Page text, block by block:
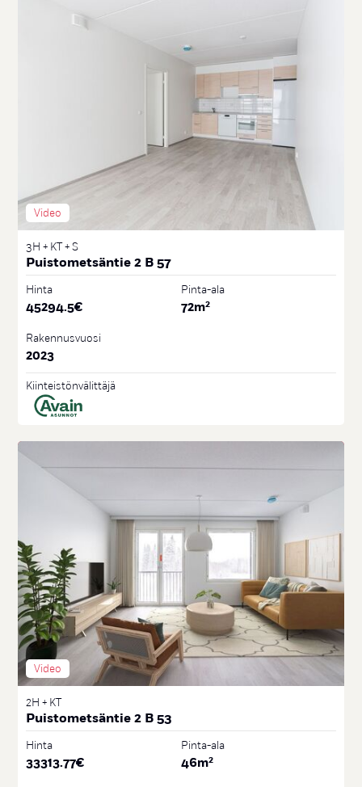
Video
3H + KT + S
Puistometsäntie 2 B 57
Hinta
45294.5€
Pinta-ala
72m2
Rakennusvuosi
2023
Kiinteistönvälittäjä
Video
2H + KT
Puistometsäntie 2 B 53
Hinta
33313.77€
Pinta-ala
46m2